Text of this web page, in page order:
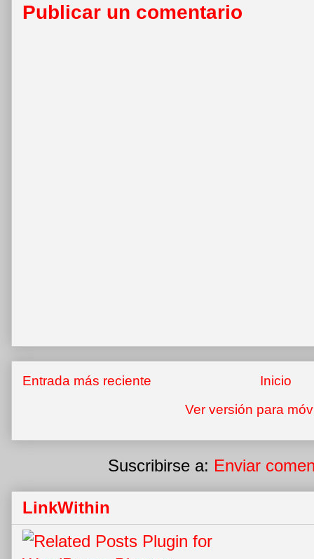
Publicar un comentario
Entrada más reciente
Inicio
Ver versión para
Suscribirse a: Enviar
LinkWithin